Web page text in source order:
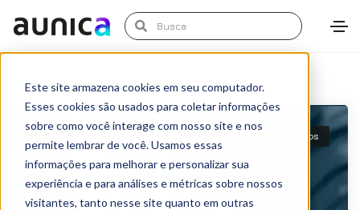
Este site armazena cookies em seu computador.
Esses cookies são usados para coletar informações
sobre como você interage com nosso site e nos
permite lembrar de você. Usamos essas
informações para melhorar e personalizar sua
experiência e para análises e métricas sobre nossos
visitantes, tanto nesse site quanto em outras
Artigos